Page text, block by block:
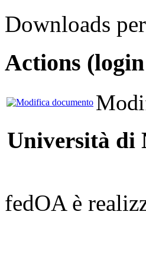
Downloads
Actions
Università di
fedOA è